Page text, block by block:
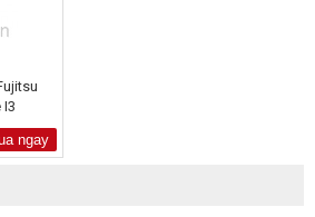
I3
ngay